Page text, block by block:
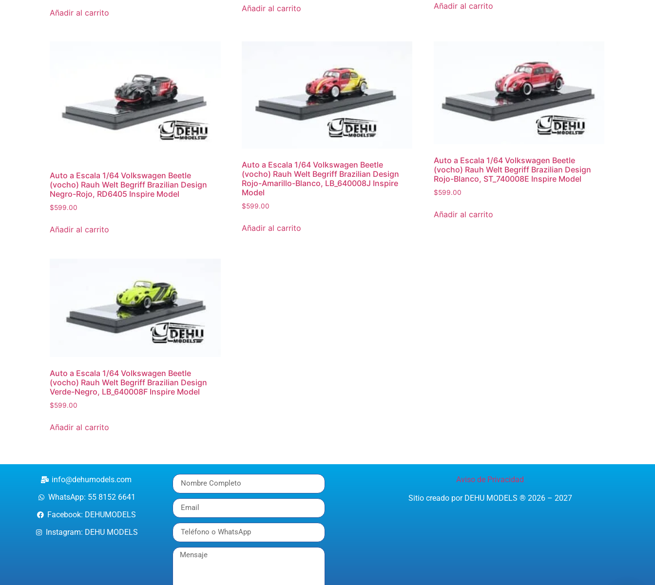
Añadir al carrito Añadir al carrito Añadir al carrito
Auto a Escala 1/64 Volkswagen Beetle
(vocho) Rauh Welt Begriff Brazilian Design
Negro-Rojo, RD6405 Inspire Model
$599.00
Añadir al carrito
Auto a Escala 1/64 Volkswagen Beetle
(vocho) Rauh Welt Begriff Brazilian Design
Rojo-Amarillo-Blanco, LB_640008J Inspire
Model
$599.00
Añadir al carrito
Auto a Escala 1/64 Volkswagen Beetle
(vocho) Rauh Welt Begriff Brazilian Design
Rojo-Blanco, ST_740008E Inspire Model
$599.00
Añadir al carrito
Auto a Escala 1/64 Volkswagen Beetle
(vocho) Rauh Welt Begriff Brazilian Design
Verde-Negro, LB_640008F Inspire Model
$599.00
Añadir al carrito
info@dehumodels.com
WhatsApp: 55 8152 6641
Facebook: DEHUMODELS
Instagram: DEHU MODELS
Aviso de Privacidad
Sitio creado por DEHU MODELS ® 2026 – 2027